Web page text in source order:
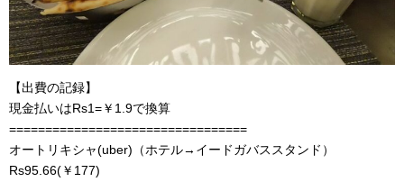
【出費の記録】
現金払いはRs1=￥1.9で換算
=================================
オートリキシャ(uber)（ホテル→イードガバススタンド）
Rs95.66(￥177)